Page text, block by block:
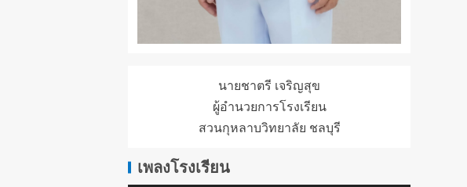
นายชาตรี เจริญสุข
ผู้อำนวยการโรงเรียน
สวนกุหลาบวิทยาลัย ชลบุรี
เพลงโรงเรียน